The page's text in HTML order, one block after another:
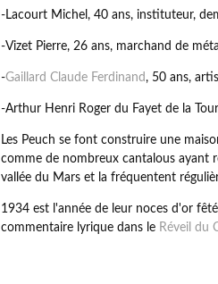
-Lacourt Michel, 40 ans, instituteur,
-Vizet Pierre, 26 ans, marchand de
-Gaillard Claude Ferdinand, 50 ans,
-Arthur Henri Roger du Fayet de la
Les Peuch se font construire une
comme de nombreux cantalous ayant
vallée du Mars et la fréquentent
1934 est l'année de leur noces d'or
commentaire lyrique dans le Réveil du